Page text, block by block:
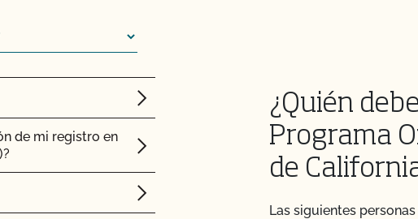
la certificación y
de mi registro en
¿Quién
Programa
de
Las siguientes